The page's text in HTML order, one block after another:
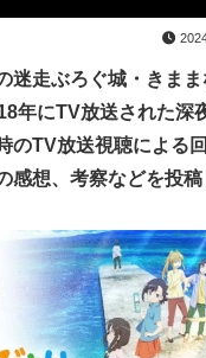
迷走ぶろぐ城・きま
年にTV放送された深
のTV放送視聴による
感想、考察などを投稿